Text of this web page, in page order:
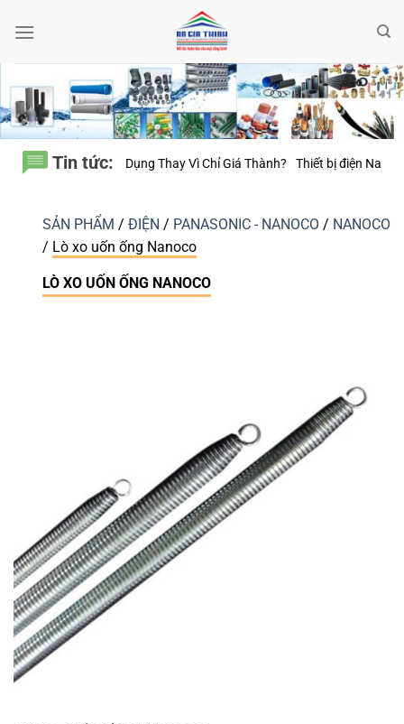
qua
Tin tức:
Chỉ Giá Thành? Thiết bị điện Nanoco – Vì sao những công trình bền
SẢN PHẨM / ĐIỆN / PANASONIC - NANOCO / NANOCO
/ Lò xo uốn ống Nanoco
LÒ XO UỐN ỐNG NANOCO